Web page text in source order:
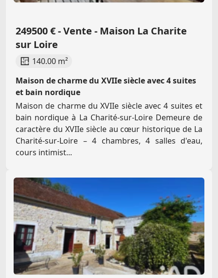
249500 € - Vente - Maison La Charite
sur Loire
140.00 m²
Maison de charme du XVIIe siècle avec 4 suites
et bain nordique
Maison de charme du XVIIe siècle avec 4 suites et
bain nordique à La Charité-sur-Loire Demeure de
caractère du XVIIe siècle au cœur historique de La
Charité-sur-Loire – 4 chambres, 4 salles d'eau,
cours intimist...